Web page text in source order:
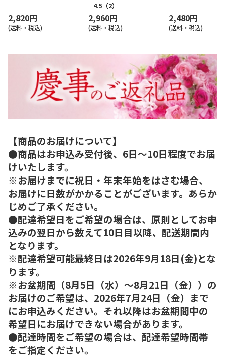
2,820円
(送料・税込)
4.5 （2）
2,960円
(送料・税込)
2,480円
(送料・税込)
【商品のお届けについて】
●商品はお申込み受付後、6日～10日程度でお届
けいたします。
※お届けまでに祝日・年末年始をはさむ場合、
お届けに日数がかかることがございます。あらか
じめご了承ください。
●配達希望日をご希望の場合は、原則としてお申
込みの翌日から数えて10日目以降、配送期間内
となります。
※配達希望可能最終日は2026年9月18日(金)とな
ります。
※お盆期間（8月5日（水）～8月21日（金））の
お届けのご希望は、2026年7月24日（金）まで
にお申込みください。それ以降はお盆期間中の
希望日にお届けできない場合があります。
●配達時間をご希望の場合は、配達希望時間帯
をご指定ください。